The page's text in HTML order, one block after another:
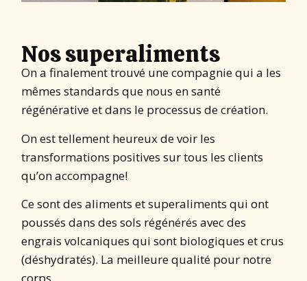
Nos superaliments
On a finalement trouvé une compagnie qui a les
mêmes standards que nous en santé
régénérative et dans le processus de création.
On est tellement heureux de voir les
transformations positives sur tous les clients
qu’on accompagne!
Ce sont des aliments et superaliments qui ont
poussés dans des sols régénérés avec des
engrais volcaniques qui sont biologiques et crus
(déshydratés). La meilleure qualité pour notre